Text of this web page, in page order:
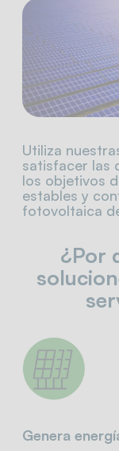
Utiliza
satisfacer las
los objetivos
estables y
fotovoltaica
¿Por
Genera